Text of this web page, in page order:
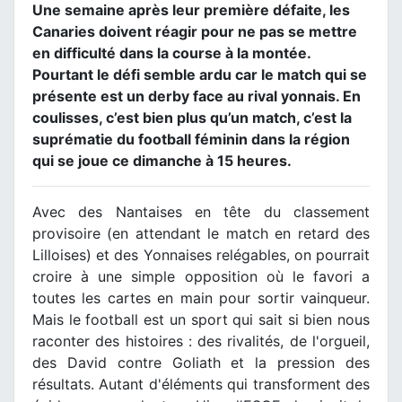
Une semaine après leur première défaite, les
Canaries doivent réagir pour ne pas se mettre
en difficulté dans la course à la montée.
Pourtant le défi semble ardu car le match qui se
présente est un derby face au rival yonnais. En
coulisses, c’est bien plus qu’un match, c’est la
suprématie du football féminin dans la région
qui se joue ce dimanche à 15 heures.
Avec des Nantaises en tête du classement
provisoire (en attendant le match en retard des
Lilloises) et des Yonnaises relégables, on pourrait
croire à une simple opposition où le favori a
toutes les cartes en main pour sortir vainqueur.
Mais le football est un sport qui sait si bien nous
raconter des histoires : des rivalités, de l'orgueil,
des David contre Goliath et la pression des
résultats. Autant d'éléments qui transforment des